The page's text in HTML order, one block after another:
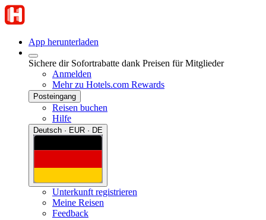
App herunterladen
Sichere dir Sofortrabatte dank Preisen für Mitglieder
Anmelden
Mehr zu Hotels.com Rewards
Posteingang
Reisen buchen
Hilfe
Deutsch · EUR · DE
Unterkunft registrieren
Meine Reisen
Feedback